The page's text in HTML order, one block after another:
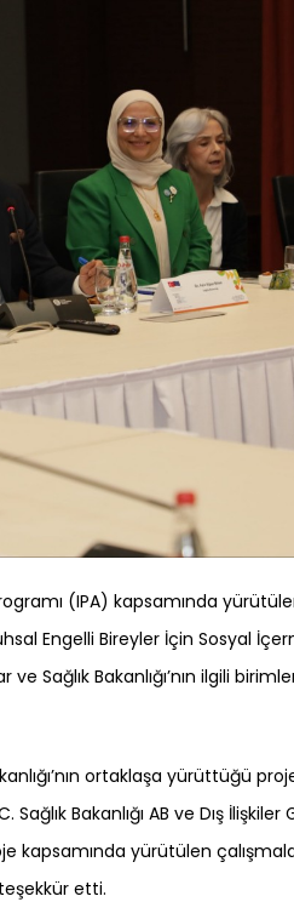
(IPA) kapsamında
Engelli Bireyler İçin Sosyal
Sağlık Bakanlığı’nın ilgili
ortaklaşa yürüttüğü
Bakanlığı AB ve Dış
kapsamında yürütülen
etti.